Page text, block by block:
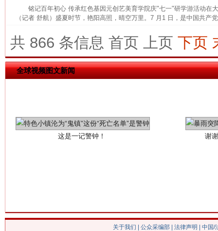
铭记百年初心 传承红色基因元创艺美育学院庆"七一"研学游活动
（记者 舒航）盛夏时节，艳阳高照，晴空万里。7 月1 日，是中国共产
共 866 条信息 首页 上页 下页
全球视频图文新闻
今
关于我们 公众采编部 法律声明 | 中国